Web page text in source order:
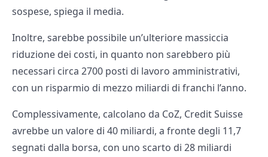
sospese, spiega il media.
Inoltre, sarebbe possibile un’ulteriore massiccia
riduzione dei costi, in quanto non sarebbero più
necessari circa 2700 posti di lavoro amministrativi,
con un risparmio di mezzo miliardi di franchi l’anno.
Complessivamente, calcolano da CoZ, Credit Suisse
avrebbe un valore di 40 miliardi, a fronte degli 11,7
segnati dalla borsa, con uno scarto di 28 miliardi